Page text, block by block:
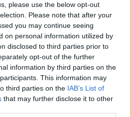
please use the below opt-out
Please note that after your
you may continue seeing
on personal information utilized by
disclosed to third parties prior to
opt-out of the further
information by third parties on the
This information may
third parties on the IAB’s List of
that may further disclose it to other
της Μαντόνα στο τατουάζ της